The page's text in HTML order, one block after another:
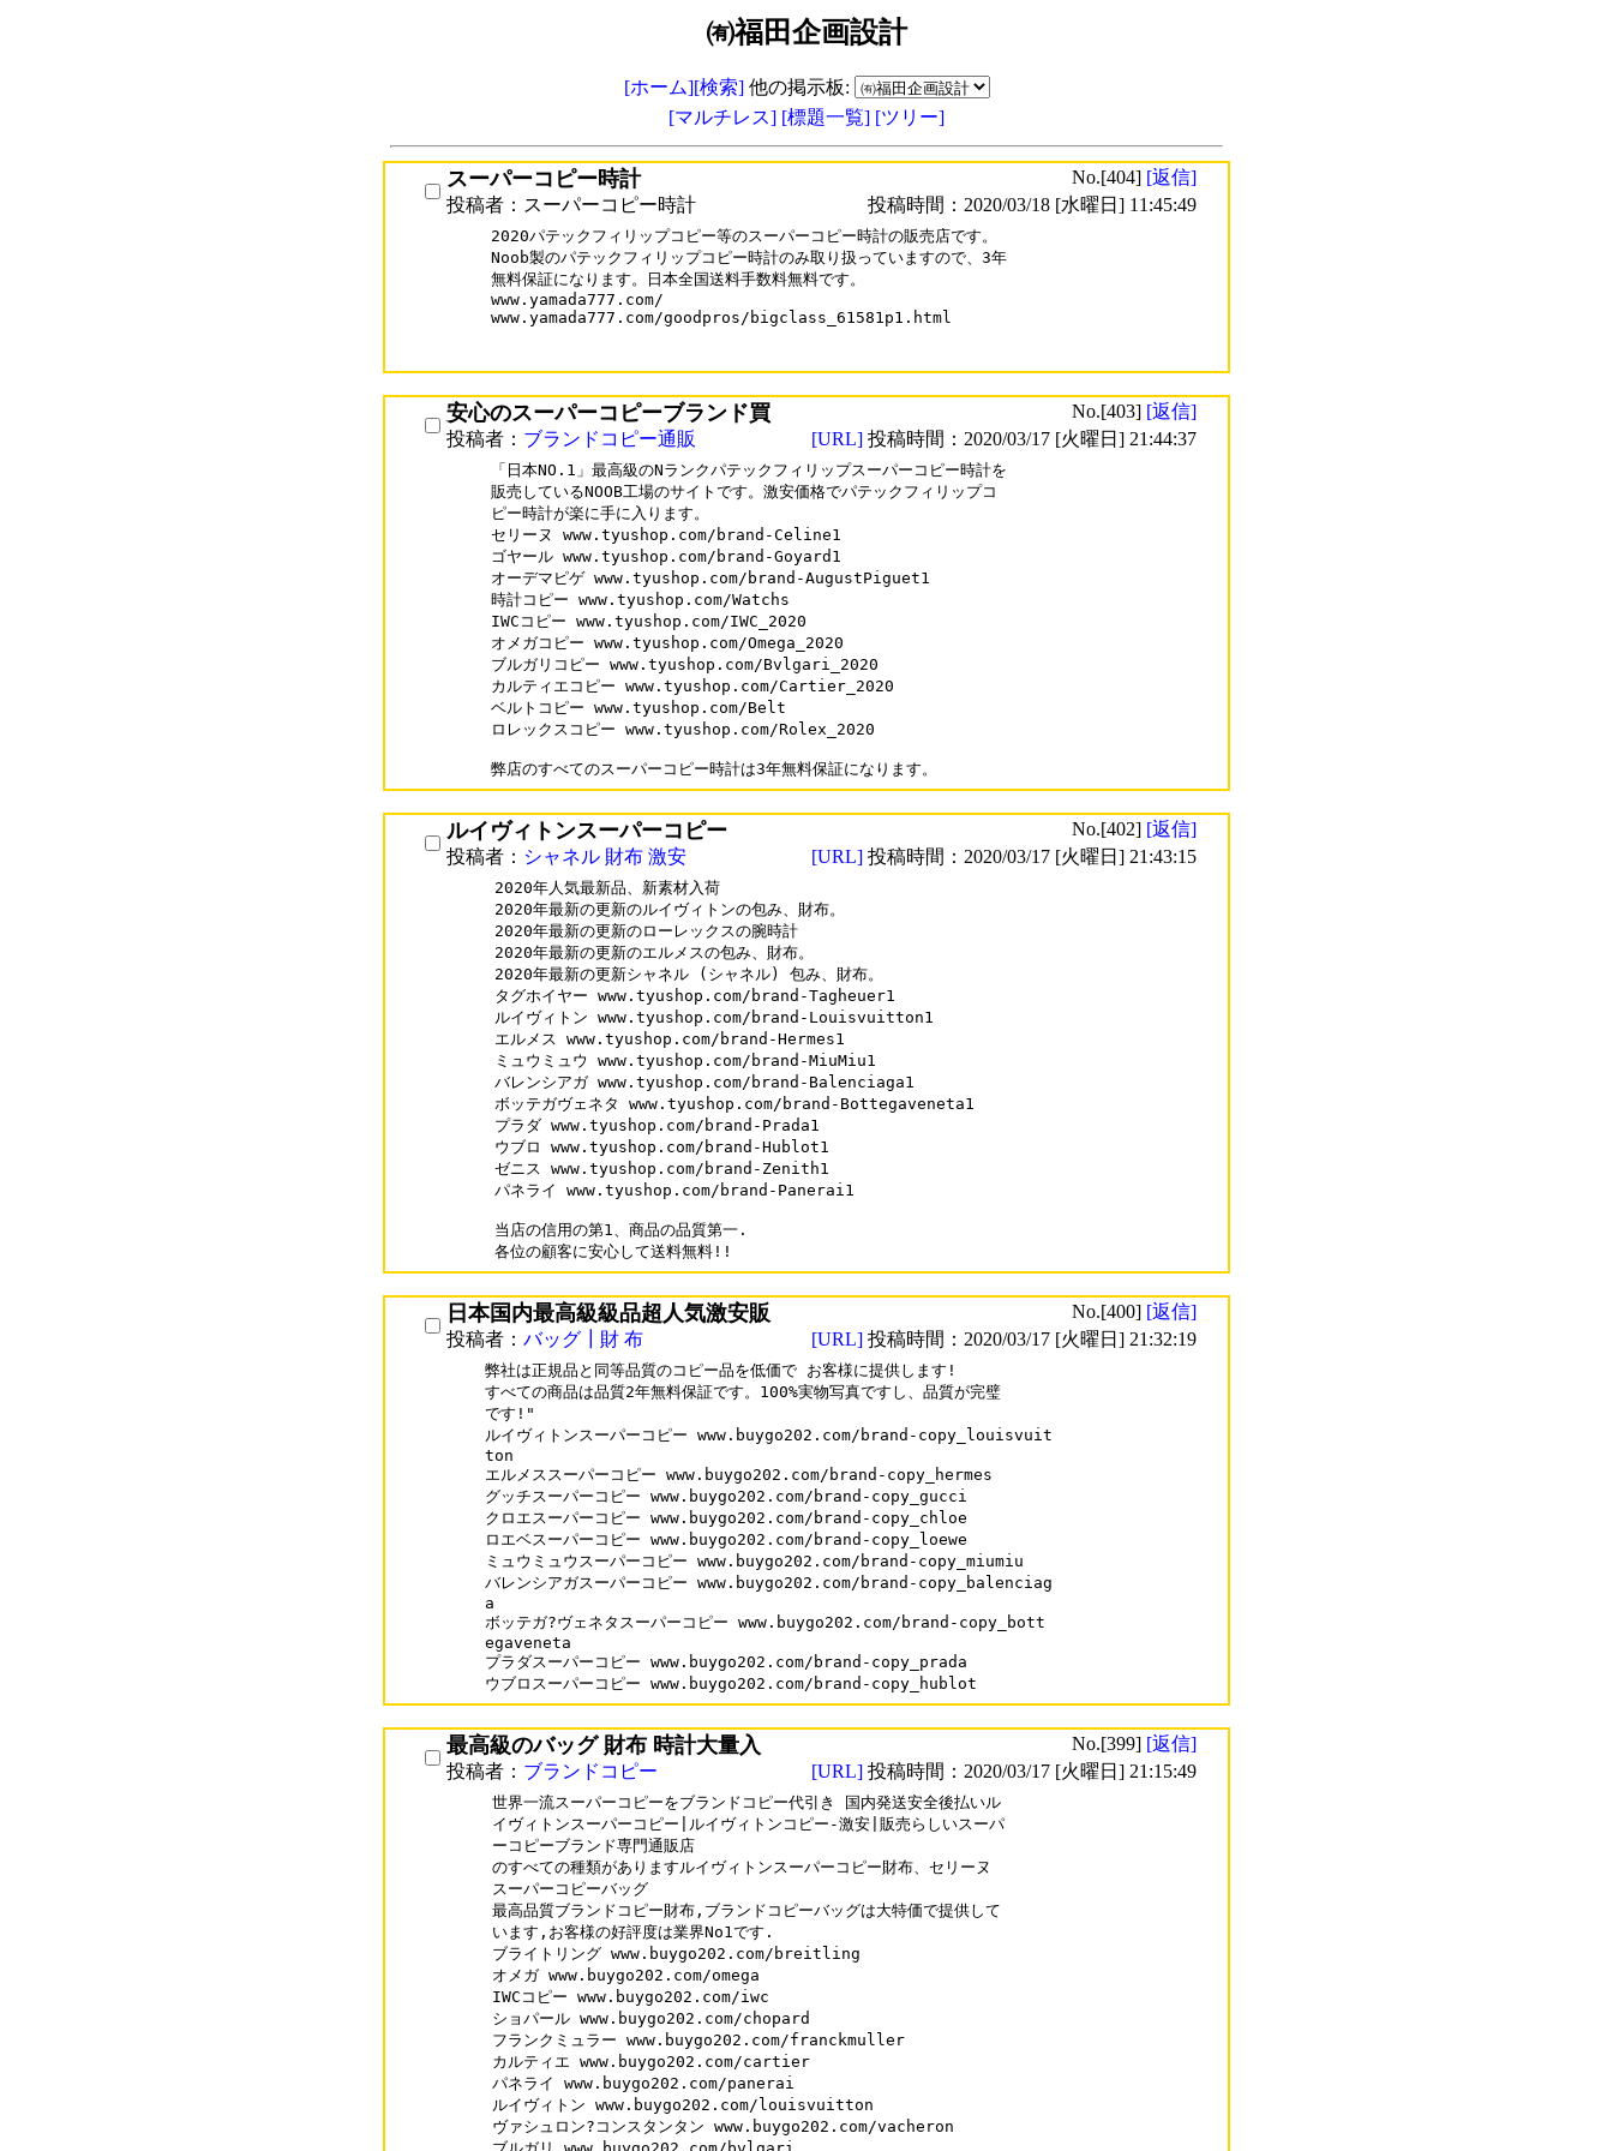
㈲福田企画設計
[ホーム][検索]他の掲示板:
[マルチレス] [標題一覧] [ツリー]
スーパーコピー時計 No.[404] [返信]
投稿者：スーパーコピー時計
投稿時間：2020/03/18 [水曜日] 11:45:49
2020パテックフィリップコピー等のスーパーコピー時計の販売店です。
Noob製のパテックフィリップコピー時計のみ取り扱っていますので、3年
無料保証になります。日本全国送料手数料無料です。
www.yamada777.com/
www.yamada777.com/goodpros/bigclass_61581p1.html
安心のスーパーコピーブランド買 No.[403] [返信]
投稿者： ブランドコピー通販 [URL] 投稿時間：2020/03/17 [火曜日] 21:44:37
「日本NO.1」最高級のNランクパテックフィリップスーパーコピー時計を
販売しているNOOB工場のサイトです。激安価格でパテックフィリップコ
ピー時計が楽に手に入ります。
セリーヌ www.tyushop.com/brand-Celine1
ゴヤール www.tyushop.com/brand-Goyard1
オーデマピゲ www.tyushop.com/brand-AugustPiguet1
時計コピー www.tyushop.com/Watchs
IWCコピー www.tyushop.com/IWC_2020
オメガコピー www.tyushop.com/Omega_2020
ブルガリコピー www.tyushop.com/Bvlgari_2020
カルティエコピー www.tyushop.com/Cartier_2020
ベルトコピー www.tyushop.com/Belt
ロレックスコピー www.tyushop.com/Rolex_2020
ルイヴィトンスーパーコピー No.[402] [返信]
投稿者： シャネル 財布 激安 [URL] 投稿時間：2020/03/17 [火曜日] 21:43:15
2020年人気最新品、新素材入荷
2020年最新の更新のルイヴィトンの包み、財布。
2020年最新の更新のローレックスの腕時計
2020年最新の更新のエルメスの包み、財布。
2020年最新の更新シャネル (シャネル) 包み、財布。
タグホイヤー www.tyushop.com/brand-Tagheuer1
ルイヴィトン www.tyushop.com/brand-Louisvuitton1
エルメス www.tyushop.com/brand-Hermes1
ミュウミュウ www.tyushop.com/brand-MiuMiu1
バレンシアガ www.tyushop.com/brand-Balenciaga1
ボッテガヴェネタ www.tyushop.com/brand-Bottegaveneta1
プラダ www.tyushop.com/brand-Prada1
ウブロ www.tyushop.com/brand-Hublot1
ゼニス www.tyushop.com/brand-Zenith1
パネライ www.tyushop.com/brand-Panerai1
当店の信用の第1、商品の品質第一.
日本国内最高級級品超人気激安販 No.[400] [返信]
投稿者： バッグ┃財 布 [URL] 投稿時間：2020/03/17 [火曜日] 21:32:19
弊社は正規品と同等品質のコピー品を低価で お客様に提供します!
すべての商品は品質2年無料保証です。100%実物写真ですし、品質が完璧
です!"
ルイヴィトンスーパーコピー www.buygo202.com/brand-copy_louisvuit
ton
エルメススーパーコピー www.buygo202.com/brand-copy_hermes
グッチスーパーコピー www.buygo202.com/brand-copy_gucci
クロエスーパーコピー www.buygo202.com/brand-copy_chloe
ロエベスーパーコピー www.buygo202.com/brand-copy_loewe
ミュウミュウスーパーコピー www.buygo202.com/brand-copy_miumiu
バレンシアガスーパーコピー www.buygo202.com/brand-copy_balenciag
a
ボッテガ?ヴェネタスーパーコピー www.buygo202.com/brand-copy_bott
egaveneta
プラダスーパーコピー www.buygo202.com/brand-copy_prada
最高級のバッグ 財布 時計大量入 No.[399] [返信]
投稿者： ブランドコピー [URL] 投稿時間：2020/03/17 [火曜日] 21:15:49
世界一流スーパーコピーをブランドコピー代引き 国内発送安全後払いル
イヴィトンスーパーコピー|ルイヴィトンコピー-激安|販売らしいスーパ
ーコピーブランド専門通販店
のすべての種類がありますルイヴィトンスーパーコピー財布、セリーヌ
スーパーコピーバッグ
最高品質ブランドコピー財布,ブランドコピーバッグは大特価で提供して
います,お客様の好評度は業界No1です.
ブライトリング www.buygo202.com/breitling
オメガ www.buygo202.com/omega
IWCコピー www.buygo202.com/iwc
ショパール www.buygo202.com/chopard
フランクミュラー www.buygo202.com/franckmuller
カルティエ www.buygo202.com/cartier
パネライ www.buygo202.com/panerai
ルイヴィトン www.buygo202.com/louisvuitton
ヴァシュロン?コンスタンタン www.buygo202.com/vacheron